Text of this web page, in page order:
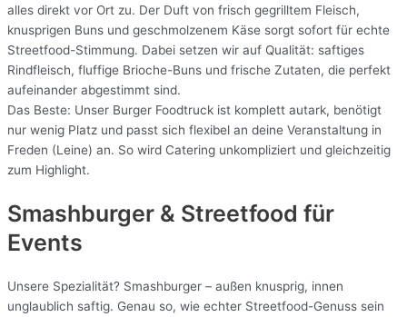
alles direkt vor Ort zu. Der Duft von frisch gegrilltem Fleisch,
knusprigen Buns und geschmolzenem Käse sorgt sofort für echte
Streetfood-Stimmung. Dabei setzen wir auf Qualität: saftiges
Rindfleisch, fluffige Brioche-Buns und frische Zutaten, die perfekt
aufeinander abgestimmt sind.
Das Beste: Unser Burger Foodtruck ist komplett autark, benötigt
nur wenig Platz und passt sich flexibel an deine Veranstaltung in
Freden (Leine) an. So wird Catering unkompliziert und gleichzeitig
zum Highlight.
Smashburger & Streetfood für
Events
Unsere Spezialität? Smashburger – außen knusprig, innen
unglaublich saftig. Genau so, wie echter Streetfood-Genuss sein